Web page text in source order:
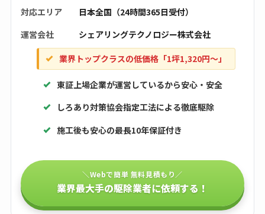
対応エリア
日本全国（24時間365日受付）
運営会社
シェアリングテクノロジー株式会社
業界トップクラスの低価格「1坪1,320円〜」
東証上場企業が運営しているから安心・安全
しろあり対策協会指定工法による徹底駆除
施工後も安心の最長10年保証付き
＼Webで簡単 無料見積もり／
業界最大手の駆除業者に依頼する！